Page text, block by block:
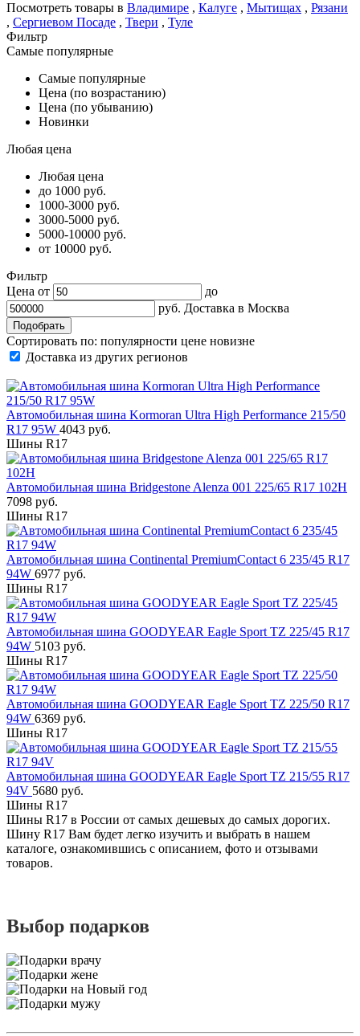
Посмотреть товары в Владимире , Калуге , Мытищах , Рязани
, Сергиевом Посаде , Твери , Туле
Фильтр
Самые популярные
Самые популярные
Цена (по возрастанию)
Цена (по убыванию)
Новинки
Любая цена
Любая цена
до 1000 руб.
1000-3000 руб.
3000-5000 руб.
5000-10000 руб.
от 10000 руб.
Фильтр
Цена от
до
руб. Доставка в Москва
Сортировать по: популярности цене новизне
Доставка из других регионов
Автомобильная шина Kormoran Ultra High Performance 215/50
R17 95W 4043 руб.
Шины R17
Автомобильная шина Bridgestone Alenza 001 225/65 R17 102H
7098 руб.
Шины R17
Автомобильная шина Continental PremiumContact 6 235/45 R17
94W 6977 руб.
Шины R17
Автомобильная шина GOODYEAR Eagle Sport TZ 225/45 R17
94W 5103 руб.
Шины R17
Автомобильная шина GOODYEAR Eagle Sport TZ 225/50 R17
94W 6369 руб.
Шины R17
Автомобильная шина GOODYEAR Eagle Sport TZ 215/55 R17
94V 5680 руб.
Шины R17
Шины R17 в России от самых дешевых до самых дорогих.
Шину R17 Вам будет легко изучить и выбрать в нашем
каталоге, ознакомившись с описанием, фото и отзывами
товаров.
Выбор подарков